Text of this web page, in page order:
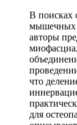
В поисках
мышечных
авторы
что
для